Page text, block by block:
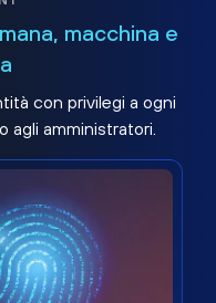
macchina e
con privilegi a ogni
amministratori.